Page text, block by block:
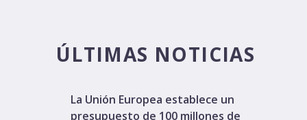
ÚLTIMAS NOTICIAS
La Unión Europea establece un
presupuesto de 100 millones de